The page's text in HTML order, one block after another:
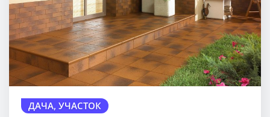
ДАЧА, УЧАСТОК